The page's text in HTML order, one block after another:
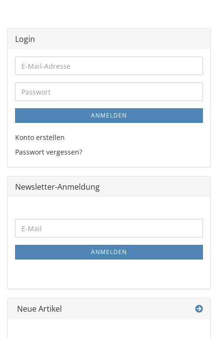
Login
E-
Mail-
Adresse
Passwort
ANMELDEN
Konto erstellen
Passwort vergessen?
Newsletter-Anmeldung
ZUR
NEWSLETTER-
E-
Mail
ANMELDEN
Neue Artikel